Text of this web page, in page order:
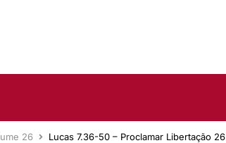
26 Lucas 7.36-50 – Proclamar Libertação 26